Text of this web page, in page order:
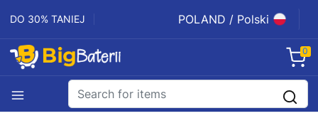
DO 30% TANIEJ POLAND / Polski
0